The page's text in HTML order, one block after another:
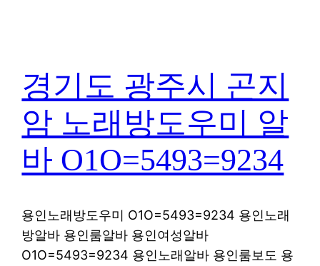
경기도 광주시 곤지
암 노래방도우미 알
바 O1O=5493=9234
용인노래방도우미 O1O=5493=9234 용인노래
방알바 용인룸알바 용인여성알바
O1O=5493=9234 용인노래알바 용인룸보도 용